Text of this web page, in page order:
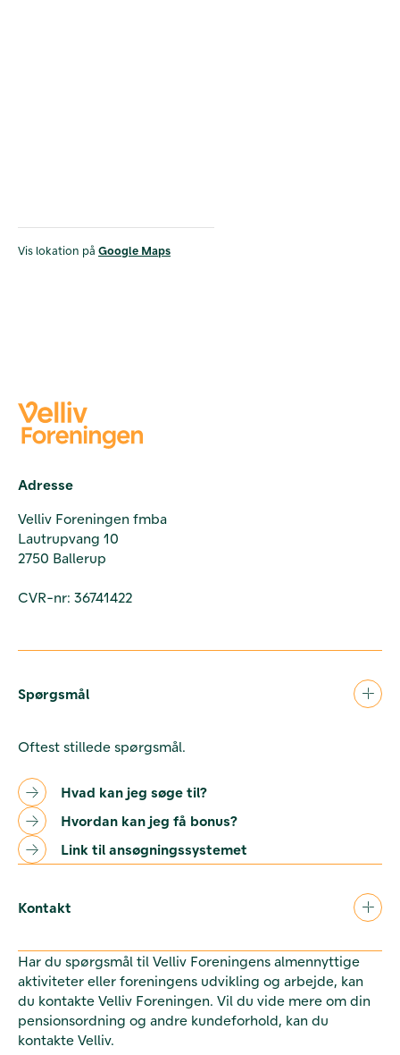
Vis lokation på Google Maps
Adresse
Velliv Foreningen fmba
Lautrupvang 10
2750 Ballerup
CVR-nr: 36741422
Spørgsmål
Oftest stillede spørgsmål.
Hvad kan jeg søge til?
Hvordan kan jeg få bonus?
Link til ansøgningssystemet
Kontakt
Har du spørgsmål til Velliv Foreningens almennyttige
aktiviteter eller foreningens udvikling og arbejde, kan
du kontakte Velliv Foreningen. Vil du vide mere om din
pensionsordning og andre kundeforhold, kan du
kontakte Velliv.